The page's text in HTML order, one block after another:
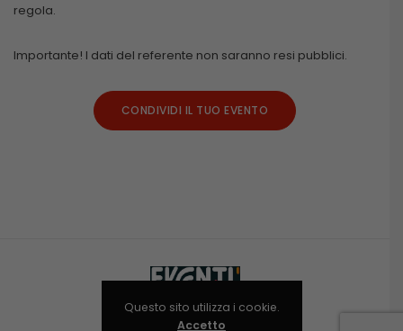
regola.
Importante! I dati del referente non saranno resi pubblici.
CONDIVIDI IL TUO EVENTO
Questo sito utilizza i cookie.
Accetto